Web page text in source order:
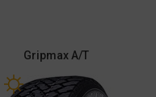
Gripmax A/T